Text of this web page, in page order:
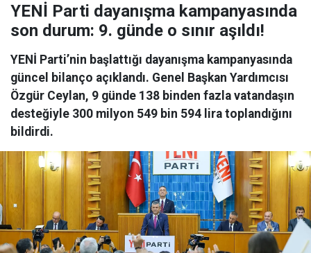
YENİ Parti dayanışma kampanyasında
son durum: 9. günde o sınır aşıldı!
YENİ Parti’nin başlattığı dayanışma kampanyasında
güncel bilanço açıklandı. Genel Başkan Yardımcısı
Özgür Ceylan, 9 günde 138 binden fazla vatandaşın
desteğiyle 300 milyon 549 bin 594 lira toplandığını
bildirdi.